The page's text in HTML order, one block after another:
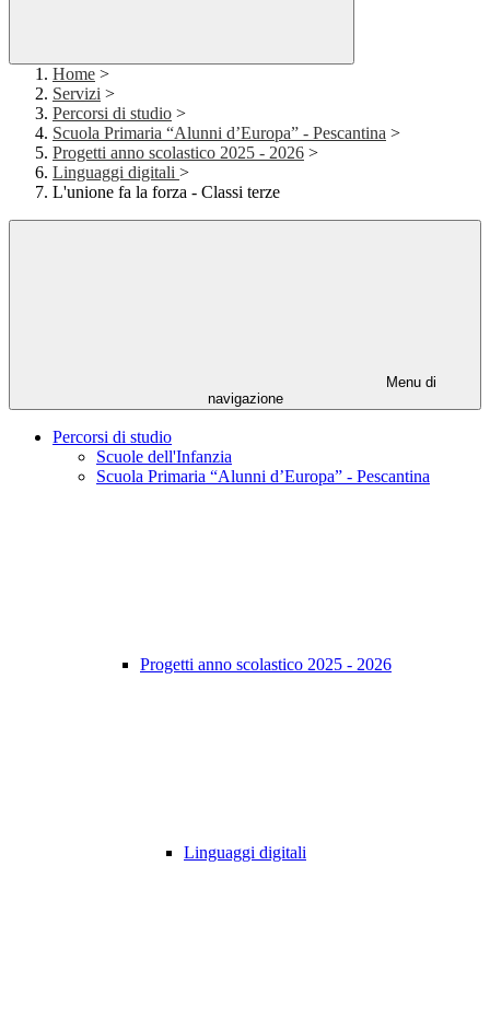
Home >
Servizi >
Percorsi di studio >
Scuola Primaria “Alunni d’Europa” - Pescantina >
Progetti anno scolastico 2025 - 2026 >
Linguaggi digitali >
L'unione fa la forza - Classi terze
Menu di
navigazione
Percorsi di studio
Scuole dell'Infanzia
Scuola Primaria “Alunni d’Europa” - Pescantina
Progetti anno scolastico 2025 - 2026
Linguaggi digitali